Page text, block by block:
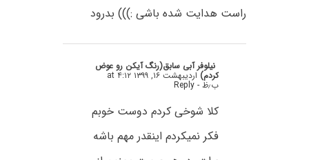
راست هدایت شده باشی :))) بدرود
نیلوفر آبی سابق(رنگ آیکن رو عوض
کردم) اردیبهشت ۱۶, ۱۳۹۹ at ۴:۱۲
ب٫ظ - Reply
کلا شوخی کردم دوست خوبم
فکر نمیکردم اینقدر مهم باشه